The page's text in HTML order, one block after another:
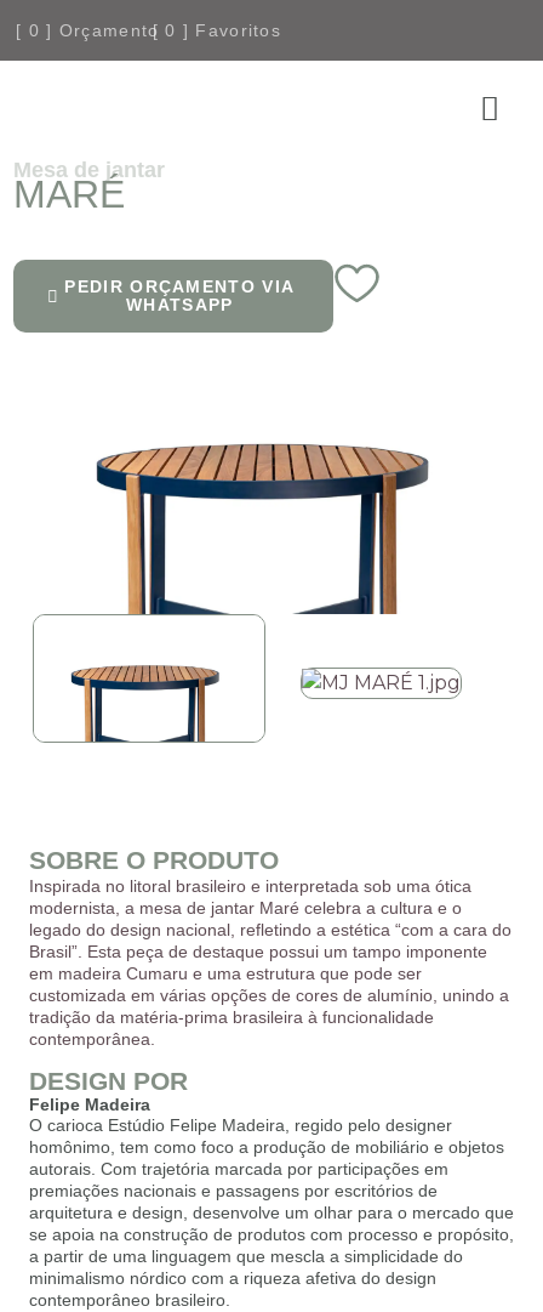
[ 0 ] Orçamento[0 ] Favoritos
Mesa de jantar
MARÉ
PEDIR ORÇAMENTO VIA
WHATSAPP
SOBRE O PRODUTO
Inspirada no litoral brasileiro e interpretada sob uma ótica
modernista, a mesa de jantar Maré celebra a cultura e o
legado do design nacional, refletindo a estética “com a cara do
Brasil”. Esta peça de destaque possui um tampo imponente
em madeira Cumaru e uma estrutura que pode ser
customizada em várias opções de cores de alumínio, unindo a
tradição da matéria-prima brasileira à funcionalidade
contemporânea.
DESIGN POR
Felipe Madeira
O carioca Estúdio Felipe Madeira, regido pelo designer
homônimo, tem como foco a produção de mobiliário e objetos
autorais. Com trajetória marcada por participações em
premiações nacionais e passagens por escritórios de
arquitetura e design, desenvolve um olhar para o mercado que
se apoia na construção de produtos com processo e propósito,
a partir de uma linguagem que mescla a simplicidade do
minimalismo nórdico com a riqueza afetiva do design
contemporâneo brasileiro.